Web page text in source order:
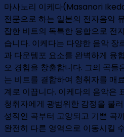
마사노리 이케다(Masanori
전문으로 하는 일본의 전자음악
잡한 비트의 독특한 융합으로 전
습니다. 이케다는 다양한 음악 장
과 다운템포 요소를 완벽하게 융
오 경험을 창출합니다. 그의 곡들
는 비트를 결합하여 청취자를 매
계로 이끕니다. 이케다의 음악은
청취자에게 광범위한 감정을 불
성적인 곡부터 고양되고 기쁜 곡
완전히 다른 영역으로 이동시킬